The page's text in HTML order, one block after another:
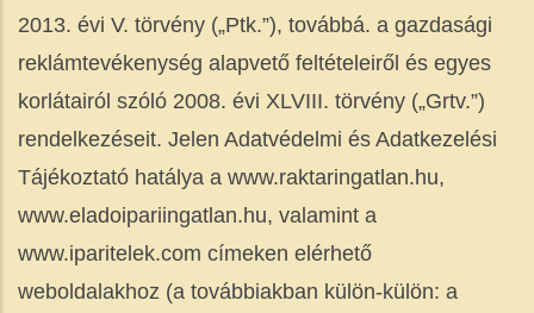
2013. évi V. törvény („Ptk.”), továbbá. a gazdasági
reklámtevékenység alapvető feltételeiről és egyes
korlátairól szóló 2008. évi XLVIII. törvény („Grtv.”)
rendelkezéseit. Jelen Adatvédelmi és Adatkezelési
Tájékoztató hatálya a ​www.raktaringatlan.hu​, ​
www.eladoipariingatlan.hu​, valamint a ​
www.iparitelek.com címeken elérhető
weboldalakhoz (a továbbiakban külön-külön: a